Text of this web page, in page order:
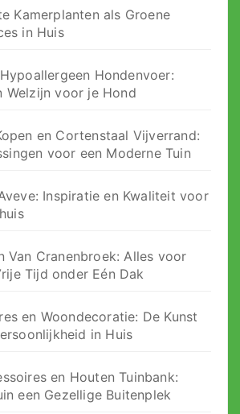
Kamerplanten als Groene
in Huis
Hondenvoer:
Welzijn voor je Hond
en Cortenstaal Vijverrand:
voor een Moderne Tuin
Inspiratie en Kwaliteit voor
Van Cranenbroek: Alles voor
Tijd onder Eén Dak
en Woondecoratie: De Kunst
in Huis
en Houten Tuinbank:
een Gezellige Buitenplek